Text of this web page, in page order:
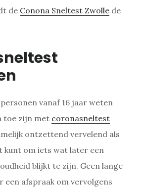
de Conona Sneltest Zwollede
vanaf 16 jaar weten
toe zijn met coronasneltest
ontzettend vervelend als
kunt om iets wat later een
blijkt te zijn. Geen lange
afspraak om vervolgens